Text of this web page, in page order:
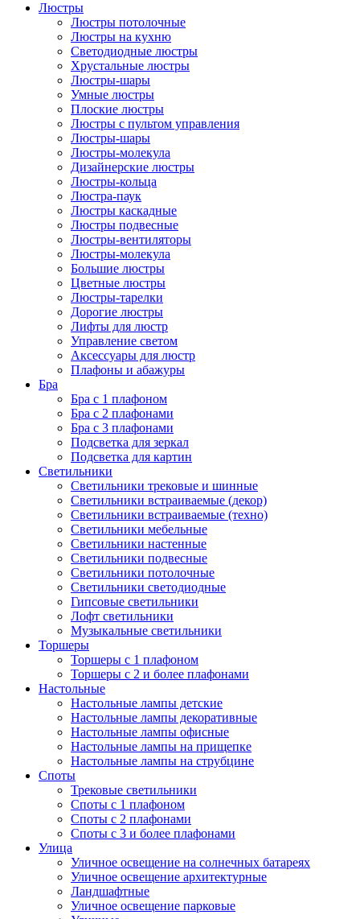
Люстры
Люстры потолочные
Люстры на кухню
Светодиодные люстры
Хрустальные люстры
Люстры-шары
Умные люстры
Плоские люстры
Люстры с пультом управления
Люстры-шары
Люстры-молекула
Дизайнерские люстры
Люстры-кольца
Люстра-паук
Люстры каскадные
Люстры подвесные
Люстры-вентиляторы
Люстры-молекула
Большие люстры
Цветные люстры
Люстры-тарелки
Дорогие люстры
Лифты для люстр
Управление светом
Аксессуары для люстр
Плафоны и абажуры
Бра
Бра с 1 плафоном
Бра с 2 плафонами
Бра с 3 плафонами
Подсветка для зеркал
Подсветка для картин
Светильники
Светильники трековые и шинные
Светильники встраиваемые (декор)
Светильники встраиваемые (техно)
Светильники мебельные
Светильники настенные
Светильники подвесные
Светильники потолочные
Светильники светодиодные
Гипсовые светильники
Лофт светильники
Музыкальные светильники
Торшеры
Торшеры с 1 плафоном
Торшеры с 2 и более плафонами
Настольные
Настольные лампы детские
Настольные лампы декоративные
Настольные лампы офисные
Настольные лампы на прищепке
Настольные лампы на струбцине
Споты
Трековые светильники
Споты с 1 плафоном
Споты с 2 плафонами
Споты с 3 и более плафонами
Улица
Уличное освещение на солнечных батареях
Уличное освещение архитектурные
Ландшафтные
Уличное освещение парковые